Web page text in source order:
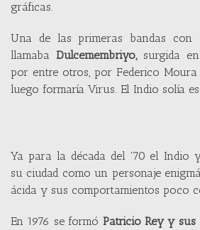
gráficas.
Una de las primeras bandas con
llamaba
Dulcemembriyo,surgida en
por entre otros, por Federico
luego formaría Virus. El Indio solía
Ya para la década del '70 el Indio
su ciudad como un personaje
ácida y sus comportamientos poco
En 1976 se formó Patricio Rey y sus